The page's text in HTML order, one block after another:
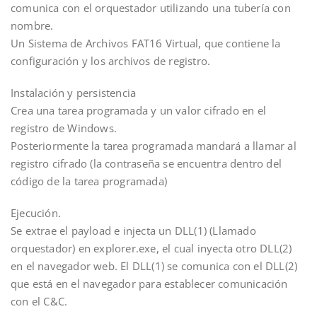
comunica con el orquestador utilizando una tubería con
nombre.
Un Sistema de Archivos FAT16 Virtual, que contiene la
configuración y los archivos de registro.
Instalación y persistencia
Crea una tarea programada y un valor cifrado en el
registro de Windows.
Posteriormente la tarea programada mandará a llamar al
registro cifrado (la contraseña se encuentra dentro del
código de la tarea programada)
Ejecución.
Se extrae el payload e injecta un DLL(1) (Llamado
orquestador) en explorer.exe, el cual inyecta otro DLL(2)
en el navegador web. El DLL(1) se comunica con el DLL(2)
que está en el navegador para establecer comunicación
con el C&C.